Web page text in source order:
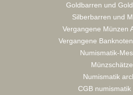
Goldbarren und
Silberbarren und
Vergangene Münzen
Vergangene
Numismatik-
Münzschätze
Numismatik
CGB numismatik